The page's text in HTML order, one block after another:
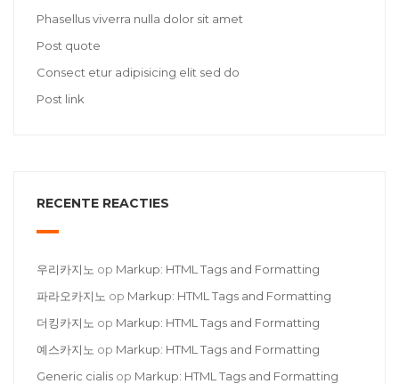
Phasellus viverra nulla dolor sit amet
Post quote
Consect etur adipisicing elit sed do
Post link
RECENTE REACTIES
우리카지노 op Markup: HTML Tags and Formatting
파라오카지노 op Markup: HTML Tags and Formatting
더킹카지노 op Markup: HTML Tags and Formatting
예스카지노 op Markup: HTML Tags and Formatting
Generic cialis op Markup: HTML Tags and Formatting